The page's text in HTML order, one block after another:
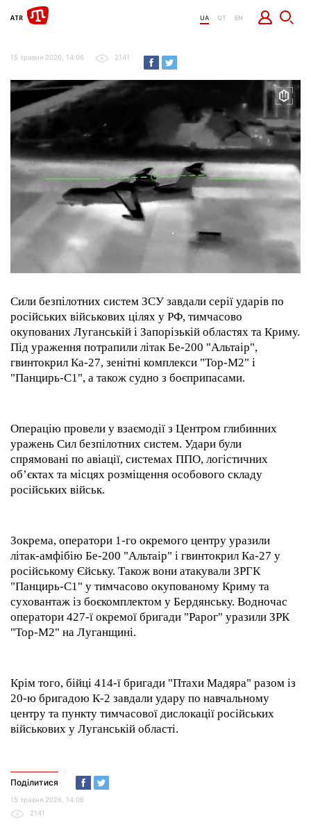
UA QT EN
15 травня 2026, 14:06 2141
Сили безпілотних систем ЗСУ завдали серії ударів по
російських військових цілях у РФ, тимчасово
окупованих Луганській і Запорізькій областях та Криму.
Під ураження потрапили літак Бе-200 "Альтаір",
гвинтокрил Ка-27, зенітні комплекси "Тор-М2" і
"Панцирь-С1", а також судно з боєприпасами.
Операцію провели у взаємодії з Центром глибинних
уражень Сил безпілотних систем. Удари були
спрямовані по авіації, системах ППО, логістичних
об’єктах та місцях розміщення особового складу
російських військ.
Зокрема, оператори 1-го окремого центру уразили
літак-амфібію Бе-200 "Альтаір" і гвинтокрил Ка-27 у
російському Єйську. Також вони атакували ЗРГК
"Панцирь-С1" у тимчасово окупованому Криму та
суховантаж із боєкомплектом у Бердянську. Водночас
оператори 427-ї окремої бригади "Рарог" уразили ЗРК
"Тор-М2" на Луганщині.
Крім того, бійці 414-ї бригади "Птахи Мадяра" разом із
20-ю бригадою К-2 завдали удару по навчальному
центру та пункту тимчасової дислокації російських
військових у Луганській області.
Поділитися
15 травня 2026, 14:06
2141